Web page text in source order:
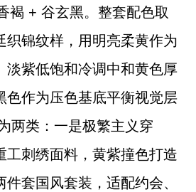
褐 + 谷玄黑。整套配色取
织锦纹样，用明亮柔黄作为
淡紫低饱和冷调中和黄色厚
色作为压色基底平衡视觉层
两类：一是极繁主义穿
工刺绣面料，黄紫撞色打造
套国风套装，适配约会、